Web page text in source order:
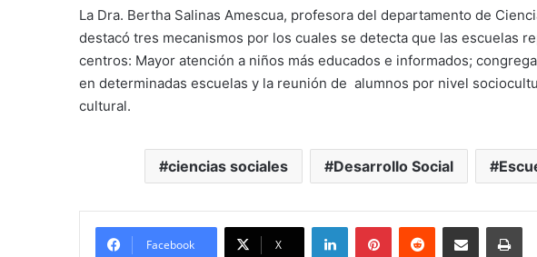
La Dra. Bertha Salinas Amescua, profesora del departamento de
destacó tres mecanismos por los cuales se detecta que las escuelas
centros: Mayor atención a niños más educados e informados;
en determinadas escuelas y la reunión de alumnos por nivel
cultural.
ciencias sociales Desarrollo Social
Facebook X
LinkedInPinterestReddit Share via Email